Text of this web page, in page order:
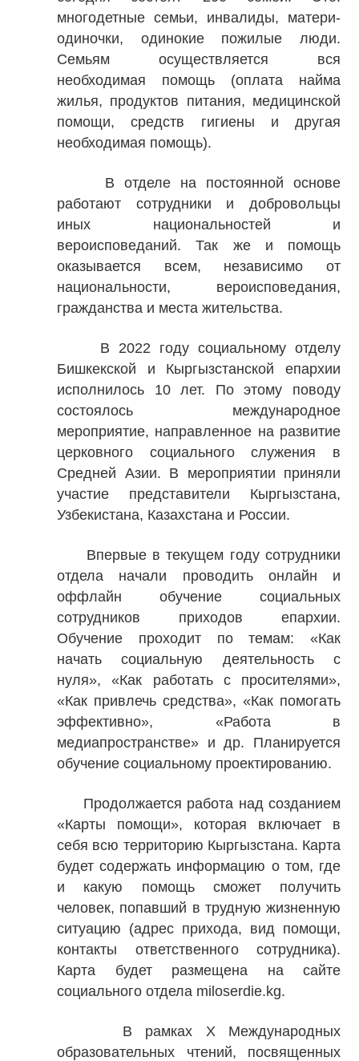
многодетные семьи, инвалиды, матери-
одиночки, одинокие пожилые люди.
Семьям осуществляется вся
необходимая помощь (оплата найма
жилья, продуктов питания, медицинской
помощи, средств гигиены и другая
необходимая помощь).
В отделе на постоянной основе
работают сотрудники и добровольцы
иных национальностей и
вероисповеданий. Так же и помощь
оказывается всем, независимо от
национальности, вероисповедания,
гражданства и места жительства.
В 2022 году социальному отделу
Бишкекской и Кыргызстанской епархии
исполнилось 10 лет. По этому поводу
состоялось международное
мероприятие, направленное на развитие
церковного социального служения в
Средней Азии. В мероприятии приняли
участие представители Кыргызстана,
Узбекистана, Казахстана и России.
Впервые в текущем году сотрудники
отдела начали проводить онлайн и
оффлайн обучение социальных
сотрудников приходов епархии.
Обучение проходит по темам: «Как
начать социальную деятельность с
нуля», «Как работать с просителями»,
«Как привлечь средства», «Как помогать
эффективно», «Работа в
медиапространстве» и др. Планируется
обучение социальному проектированию.
Продолжается работа над созданием
«Карты помощи», которая включает в
себя всю территорию Кыргызстана. Карта
будет содержать информацию о том, где
и какую помощь сможет получить
человек, попавший в трудную жизненную
ситуацию (адрес прихода, вид помощи,
контакты ответственного сотрудника).
Карта будет размещена на сайте
социального отдела miloserdie.kg.
В рамках Х Международных
образовательных чтений, посвященных